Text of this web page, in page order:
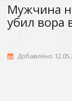
Мужчина
убил вора
Добавлено